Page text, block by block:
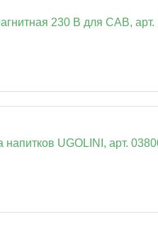
230 В для CAB, арт.
напитков UGOLINI, арт.